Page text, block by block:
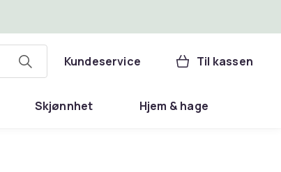
Kundeservice Til kassen
Skjønnhet Hjem & hage